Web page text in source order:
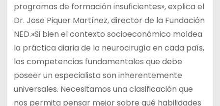
programas de formación insuficientes», explica el
Dr. Jose Piquer Martínez, director de la Fundación
NED.»Si bien el contexto socioeconómico moldea
la práctica diaria de la neurocirugía en cada país,
las competencias fundamentales que debe
poseer un especialista son inherentemente
universales. Necesitamos una clasificación que
nos permita pensar mejor sobre qué habilidades